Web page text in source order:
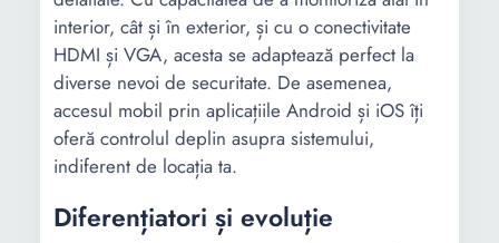
interior, cât și în exterior, și cu o conectivitate
HDMI și VGA, acesta se adaptează perfect la
diverse nevoi de securitate. De asemenea,
accesul mobil prin aplicațiile Android și iOS îți
oferă controlul deplin asupra sistemului,
indiferent de locația ta.
Diferențiatori și evoluție